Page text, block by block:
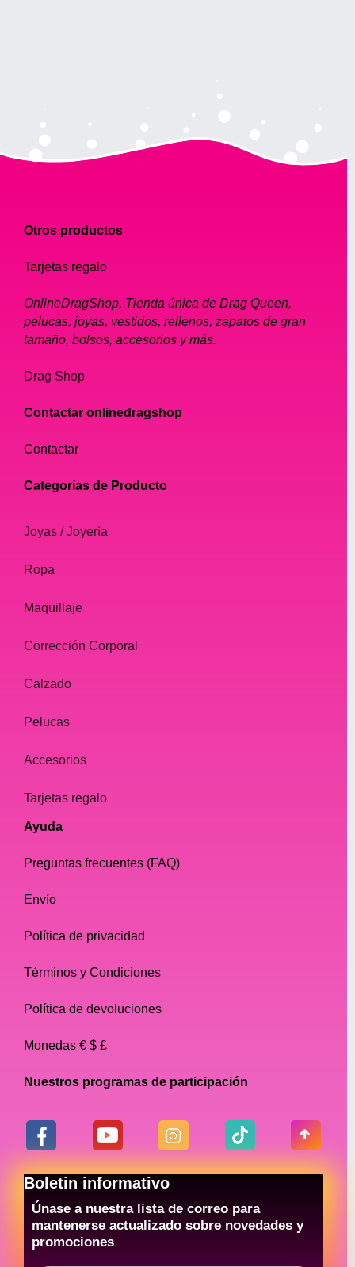
Otros productos
Tarjetas regalo
OnlineDragShop, Tienda única de Drag Queen,
pelucas, joyas, vestidos, rellenos, zapatos de gran
tamaño, bolsos, accesorios y más.
Drag Shop
Contactar onlinedragshop
Contactar
Categorías de Producto
Joyas / Joyería
Ropa
Maquillaje
Corrección Corporal
Calzado
Pelucas
Accesorios
Tarjetas regalo
Ayuda
Preguntas frecuentes (FAQ)
Envío
Política de privacidad
Términos y Condiciones
Política de devoluciones
Monedas € $ £
Nuestros programas de participación
Boletin informativo
Únase a nuestra lista de correo para
mantenerse actualizado sobre novedades y
promociones